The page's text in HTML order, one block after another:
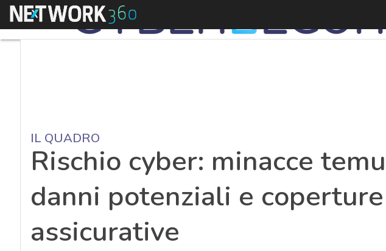
Menu
IL QUADRO
Rischio cyber: minacce
danni potenziali e coperture
assicurative